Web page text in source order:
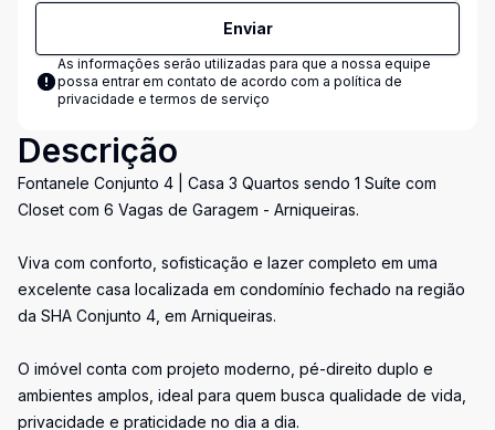
Enviar
As informações serão utilizadas para que a nossa equipe
possa entrar em contato de acordo com a política de
privacidade e termos de serviço
Descrição
Fontanele Conjunto 4 | Casa 3 Quartos sendo 1 Suíte com
Closet com 6 Vagas de Garagem - Arniqueiras.
Viva com conforto, sofisticação e lazer completo em uma
excelente casa localizada em condomínio fechado na região
da SHA Conjunto 4, em Arniqueiras.
O imóvel conta com projeto moderno, pé-direito duplo e
ambientes amplos, ideal para quem busca qualidade de vida,
privacidade e praticidade no dia a dia.